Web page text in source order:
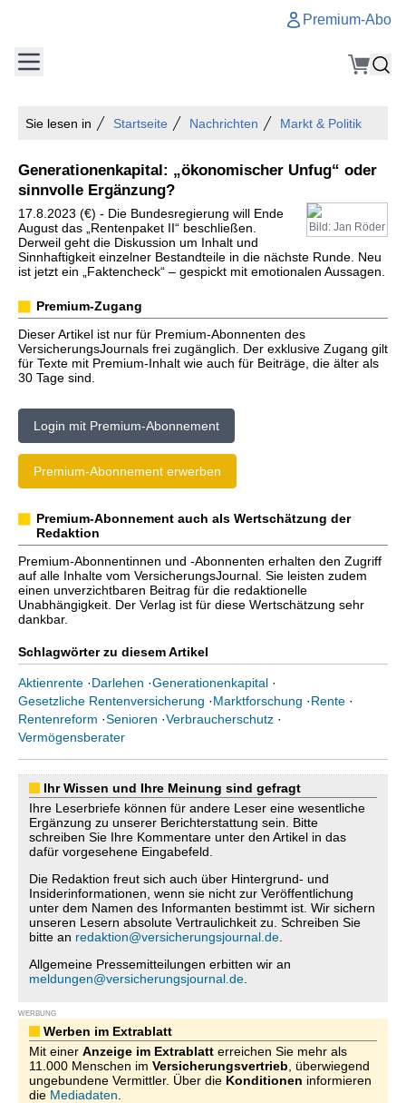
Premium-Abo
Sie lesen in Startseite Nachrichten Markt & Politik
Generationenkapital: „ökonomischer Unfug“ oder
sinnvolle Ergänzung?
Bild: Jan Röder
17.8.2023 (€) - Die Bundesregierung will Ende
August das „Rentenpaket II“ beschließen.
Derweil geht die Diskussion um Inhalt und
Sinnhaftigkeit einzelner Bestandteile in die nächste Runde. Neu
ist jetzt ein „Faktencheck“ – gespickt mit emotionalen Aussagen.
Premium-Zugang
Dieser Artikel ist nur für Premium-Abonnenten des
VersicherungsJournals frei zugänglich. Der exklusive Zugang gilt
für Texte mit Premium-Inhalt wie auch für Beiträge, die älter als
30 Tage sind.
Login mit Premium-Abonnement
Premium-Abonnement erwerben
Premium-Abonnement auch als Wertschätzung der
Redaktion
Premium-Abonnentinnen und -Abonnenten erhalten den Zugriff
auf alle Inhalte vom VersicherungsJournal. Sie leisten zudem
einen unverzichtbaren Beitrag für die redaktionelle
Unabhängigkeit. Der Verlag ist für diese Wertschätzung sehr
dankbar.
Schlagwörter zu diesem Artikel
Aktienrente ·Darlehen ·Generationenkapital ·
Gesetzliche Rentenversicherung ·Marktforschung ·Rente ·
Rentenreform ·Senioren ·Verbraucherschutz ·
Vermögensberater
Ihr Wissen und Ihre Meinung sind gefragt
Ihre Leserbriefe können für andere Leser eine wesentliche
Ergänzung zu unserer Berichterstattung sein. Bitte
schreiben Sie Ihre Kommentare unter den Artikel in das
dafür vorgesehene Eingabefeld.
Die Redaktion freut sich auch über Hintergrund- und
Insiderinformationen, wenn sie nicht zur Veröffentlichung
unter dem Namen des Informanten bestimmt ist. Wir sichern
unseren Lesern absolute Vertraulichkeit zu. Schreiben Sie
bitte an redaktion@versicherungsjournal.de
Allgemeine Pressemitteilungen erbitten wir an
meldungen@versicherungsjournal.de
WERBUNG
Werben im Extrablatt
Mit einer Anzeige im Extrablatt erreichen Sie mehr als
11.000 Menschen im Versicherungsvertrieb , überwiegend
ungebundene Vermittler. Über die Konditionen informieren
die Mediadaten